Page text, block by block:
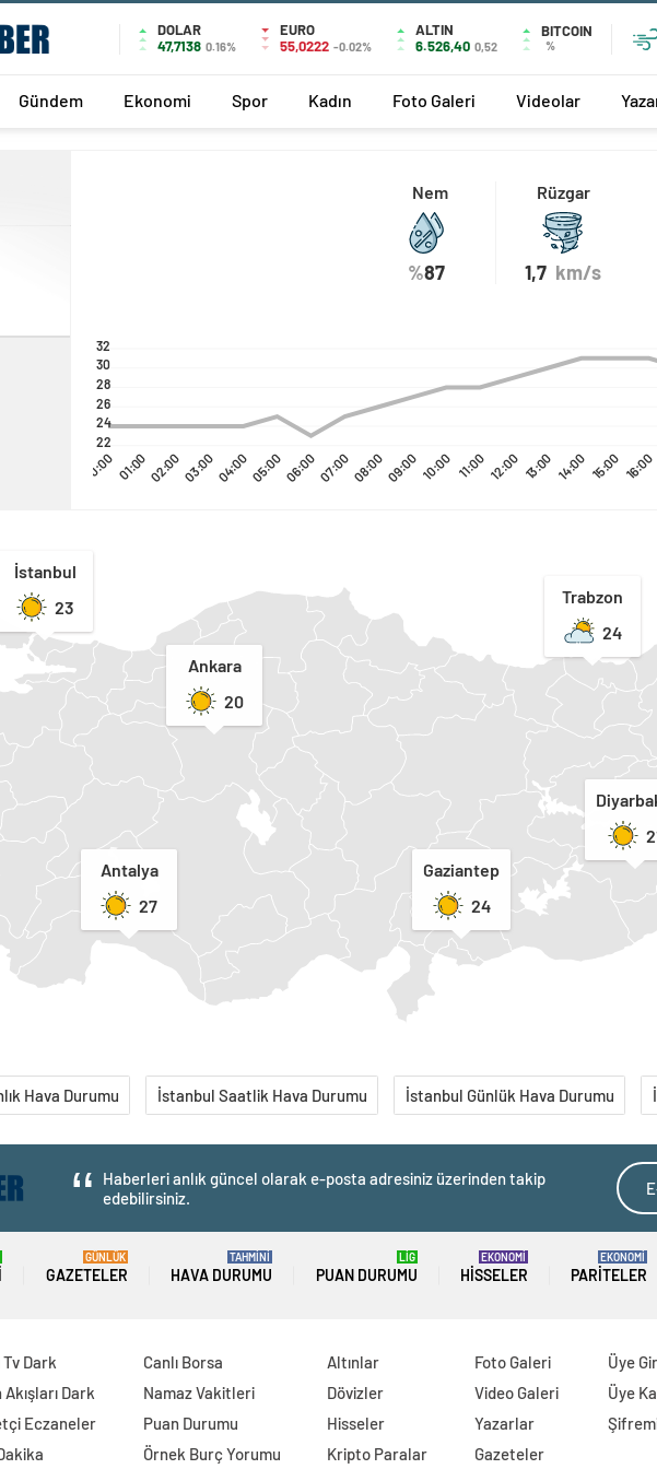
DOLAR
47,7138 0.16%
EURO
55,0222 -0.02%
ALTIN
6.526,40 0,52
BITCOIN
%
Gündem Ekonomi Spor Kadın Foto Galeri Videolar
Nem
%87
Rüzgar
1,7 km/s
00:0001:0002:0003:0004:0005:0006:0007:0008:0009:0010:00 11:00 12:00 13:00 14:00 15:00 16:00
32
30
28
26
24
22
İstanbul
23
Ankara
20
Antalya
27
Trabzon
24
Gaziantep
24
Hava Durumu İstanbul Saatlik Hava Durumu İstanbul Günlük Hava Durumu
Haberleri anlık güncel olarak e-posta adresiniz üzerinden takip
edebilirsiniz.
GAZETELER
GÜNLÜK
HAVA DURUMU
TAHMİNİ
PUAN DURUMU
LİG
HISSELER
EKONOMİ
PARITELER
EKONOMİ
Tv Dark
Akışları Dark
Eczaneler
Canlı Borsa
Namaz Vakitleri
Puan Durumu
Örnek Burç Yorumu
Altınlar
Dövizler
Hisseler
Kripto Paralar
Foto Galeri
Video Galeri
Yazarlar
Gazeteler
Üye
Üye